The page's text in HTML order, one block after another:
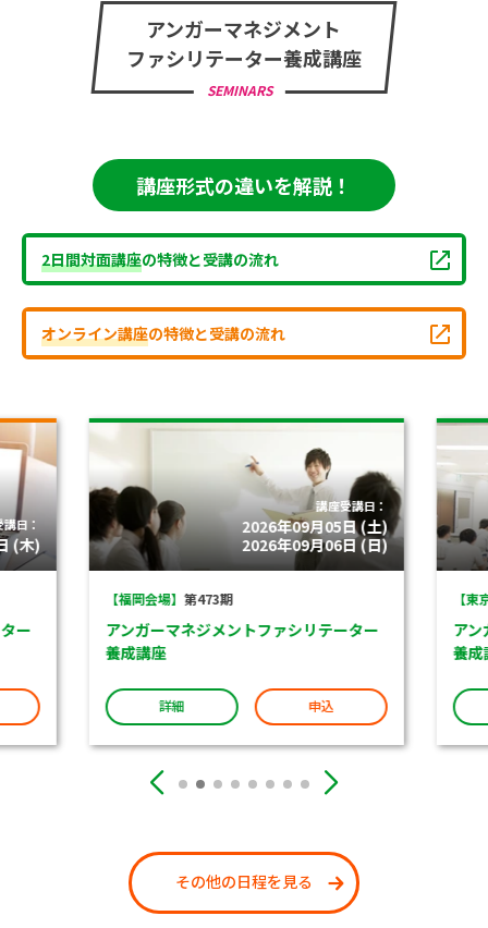
アンガーマネジメント
ファシリテーター養成講座
SEMINARS
講座形式の違いを解説！
2日間対面講座の特徴と受講の流れ
オンライン講座の特徴と受講の流れ
日：
(木)
ー
講座受講日：
2026年09月05日 (土)
2026年09月06日 (日)
【福岡会場】 第473期
アンガーマネジメントファシリテーター
養成講座
詳細 申込
【東
ア
養成
その他の日程を見る